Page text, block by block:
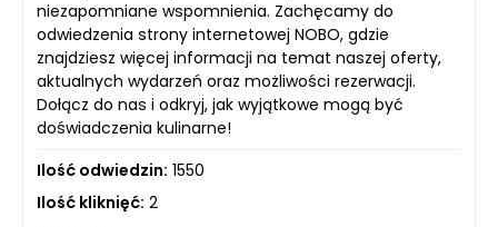
niezapomniane wspomnienia. Zachęcamy do
odwiedzenia strony internetowej NOBO, gdzie
znajdziesz więcej informacji na temat naszej oferty,
aktualnych wydarzeń oraz możliwości rezerwacji.
Dołącz do nas i odkryj, jak wyjątkowe mogą być
doświadczenia kulinarne!
Ilość odwiedzin: 1550
Ilość kliknięć: 2